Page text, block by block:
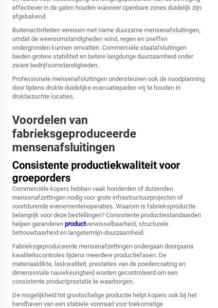
effectiever in de gaten houden wanneer openbare zones duidelijk zijn
afgebakend.
Buitenactiviteiten vereisen met name duurzame mensenafsluitingen,
omdat de weersomstandigheden wind, regen en oneffen
ondergronden kunnen omvatten. Commerciële staalafsluitingen
bieden grotere stabiliteit en betere langdurige duurzaamheid onder
zware bedrijfsomstandigheden.
Professionele mensenafsluitingen ondersteunen ook de noodplanning
door tijdens drukte duidelijke evacuatiepaden vrij te houden in
drukbezochte locaties.
Voordelen van
fabrieksgeproduceerde
mensenafsluitingen
Consistente productiekwaliteit voor
groeporders
Commerciële kopers hebben vaak honderden of duizenden
mensenafzettingen nodig voor grote infrastructuurprojecten of
voortdurende evenementenoperaties. Waarom is fabrieksproductie
belangrijk voor deze bestellingen? Consistente productiestandaarden
helpen garanderen productverwisselbaarheid, structurele
betrouwbaarheid en langetermijn-duurzaamheid.
Fabrieksgeproduceerde mensenafzettingen ondergaan doorgaans
kwaliteitscontroles tijdens meerdere productiefasen. De
materiaaldikte, laskwaliteit, prestaties van de poedercoating en
dimensionale nauwkeurigheid worden gecontroleerd om een
consistente productprestatie te waarborgen.
De mogelijkheid tot grootschalige productie helpt kopers ook bij het
handhaven van een stabiele voorraad voor toekomstige